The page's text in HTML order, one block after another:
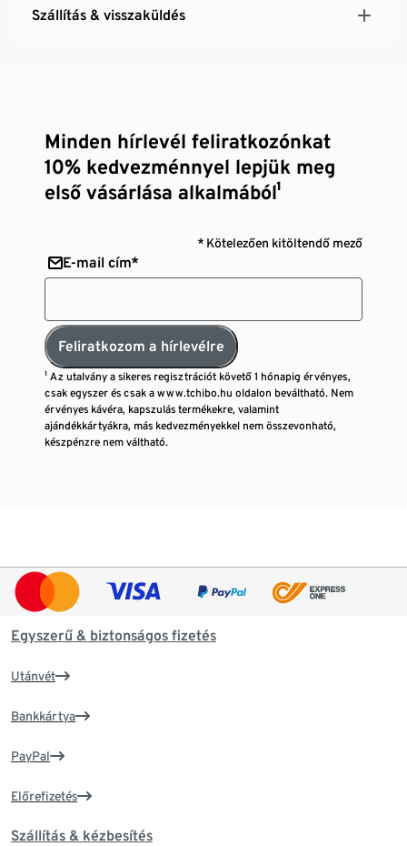
Szállítás & visszaküldés
Minden hírlevél feliratkozónkat
10% kedvezménnyel lepjük meg
első vásárlása alkalmából¹
* Kötelezően kitöltendő mező
E-mail cím*
Feliratkozom a hírlevélre
¹ Az utalvány a sikeres regisztrációt követő 1 hónapig érvényes,
csak egyszer és csak a www.tchibo.hu oldalon beváltható. Nem
érvényes kávéra, kapszulás termékekre, valamint
ajándékkártyákra, más kedvezményekkel nem összevonható,
készpénzre nem váltható.
Egyszerű & biztonságos fizetés
Utánvét
Bankkártya
PayPal
Előrefizetés
Szállítás & kézbesítés